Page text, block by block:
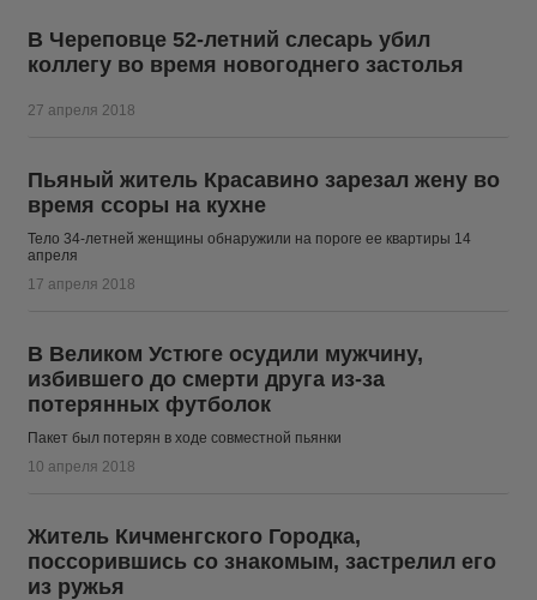
В Череповце 52-летний слесарь убил
коллегу во время новогоднего застолья
27 апреля 2018
Пьяный житель Красавино зарезал жену во
время ссоры на кухне
Тело 34-летней женщины обнаружили на пороге ее квартиры 14
апреля
17 апреля 2018
В Великом Устюге осудили мужчину,
избившего до смерти друга из-за
потерянных футболок
Пакет был потерян в ходе совместной пьянки
10 апреля 2018
Житель Кичменгского Городка,
поссорившись со знакомым, застрелил его
из ружья